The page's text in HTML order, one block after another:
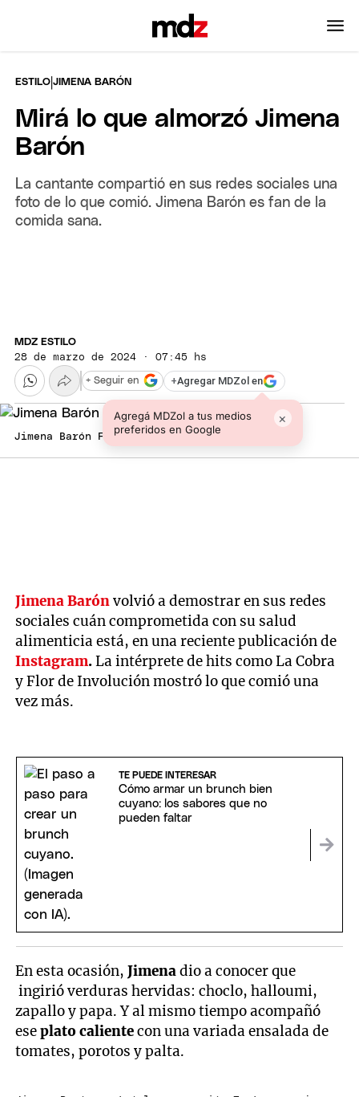
ESTILO |JIMENA BARÓN
Mirá lo que almorzó Jimena
Barón
La cantante compartió en sus redes sociales una
foto de lo que comió. Jimena Barón es fan de la
comida sana.
MDZ ESTILO
28 de marzo de 2024 · 07:45 hs
+Agregar MDZol en
Agregá MDZol a tus medios
preferidos en Google
×
+ Seguir en
Jimena Barón Foto: Captura tv
Jimena Barónvolvió a demostrar en sus redes
sociales cuán comprometida con su salud
alimenticia está, en una reciente publicación de
Instagram.La intérprete de hits como La Cobra
y Flor de Involución mostró lo que comió una
vez más.
TE PUEDE INTERESAR
Cómo armar un brunch bien
cuyano: los sabores que no
pueden faltar
En esta ocasión,Jimenadio a conocer que
ingirió verduras hervidas: choclo, halloumi,
zapallo y papa. Y al mismo tiempo acompañó
eseplato calientecon una variada ensalada de
tomates, porotos y palta.